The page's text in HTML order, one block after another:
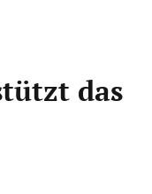
das